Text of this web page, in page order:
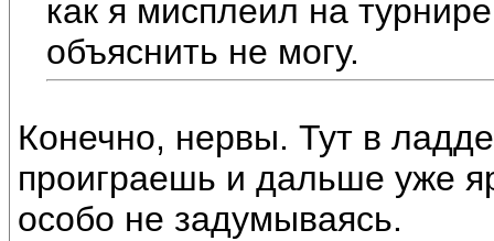
как я мисплеил на
объяснить не могу.
Конечно, нервы. Тут в
проиграешь и дальше уже
особо не задумываясь.